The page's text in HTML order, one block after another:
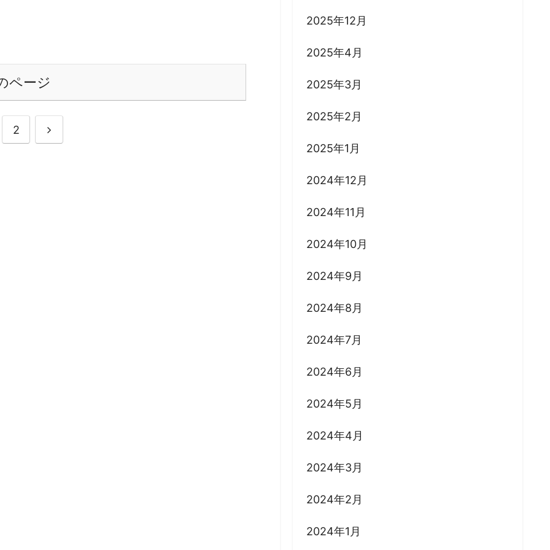
ページ
2 次
2025年12月
2025年4月
2025年3月
2025年2月
2025年1月
2024年12月
2024年11月
2024年10月
2024年9月
2024年8月
2024年7月
2024年6月
2024年5月
2024年4月
2024年3月
2024年2月
2024年1月